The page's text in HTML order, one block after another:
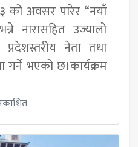
को अवसर पारेर “नयाँ
नारासहित उज्यालो
प्रदेशस्तरीय नेता तथा
गर्ने भएको छ।कार्यक्रम